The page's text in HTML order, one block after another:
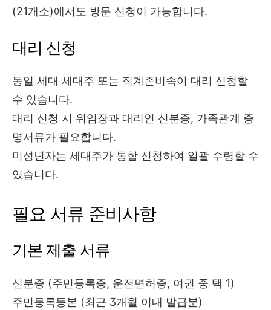
(21개소)에서도 방문 신청이 가능합니다.
대리 신청
동일 세대 세대주 또는 직계존비속이 대리 신청할
수 있습니다.
대리 신청 시 위임장과 대리인 신분증, 가족관계 증
명서류가 필요합니다.
미성년자는 세대주가 통합 신청하여 일괄 수령할 수
있습니다.
필요 서류 준비사항
기본 제출 서류
신분증 (주민등록증, 운전면허증, 여권 중 택 1)
주민등록등본 (최근 3개월 이내 발급분)